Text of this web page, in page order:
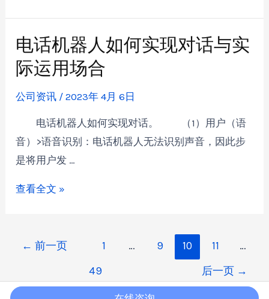
电话机器人如何实现对话与实
际运用场合
公司资讯 /2023年 4月 6日
电话机器人如何实现对话。 （1）用户（语
音）>语音识别：电话机器人无法识别声音，因此步
是将用户发 …
查看全文 »
← 前一页 1 … 9 10 11
…
49
后一页 →